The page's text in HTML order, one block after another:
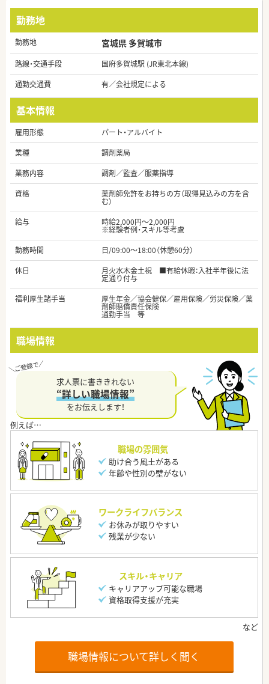
勤務地
勤務地 宮城県 多賀城市
路線・交通手段
国府多賀城駅 (JR東北本線)
通勤交通費
有／会社規定による
基本情報
雇用形態
パート・アルバイト
業種
調剤薬局
業務内容
調剤／監査／服薬指導
資格
薬剤師免許をお持ちの方（取得見込みの方を含
む）
給与
時給2,000円～2,000円
※経験者例・スキル等考慮
勤務時間
日/09:00～18:00（休憩60分）
休日
月火水木金土祝 ■有給休暇：入社半年後に法
定通り付与
福利厚生諸手当
厚生年金／協会健保／雇用保険／労災保険／薬
剤師賠償責任保険
通勤手当 等
職場情報
求人票に書ききれない
“詳しい職場情報”
をお伝えします！
職場の雰囲気
助け合う風土がある
年齢や性別の壁がない
ワークライフバランス
お休みが取りやすい
残業が少ない
スキル・キャリア
キャリアアップ可能な職場
資格取得支援が充実
職場情報について詳しく聞く